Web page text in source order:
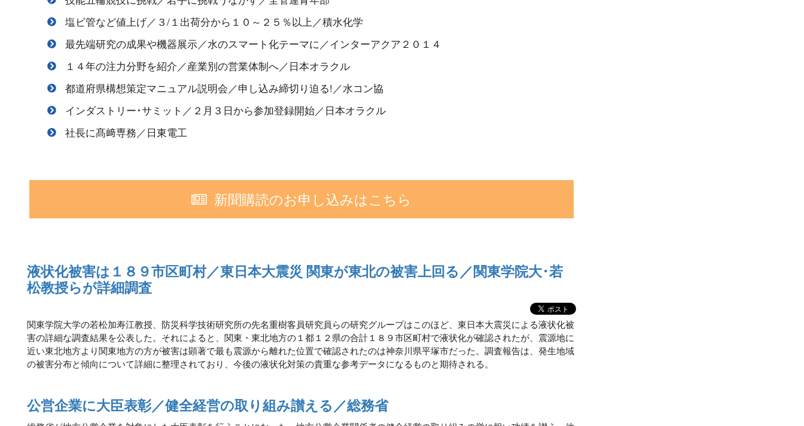
塩ビ管など値上げ／３/１出荷分から１０～２５％以上／積水化学
最先端研究の成果や機器展示／水のスマート化テーマに／インターアクア２０１４
１４年の注力分野を紹介／産業別の営業体制へ／日本オラクル
都道府県構想策定マニュアル説明会／申し込み締切り迫る!／水コン協
インダストリー･サミット／２月３日から参加登録開始／日本オラクル
社長に髙﨑専務／日東電工
新聞購読のお申し込みはこちら
液状化被害は１８９市区町村／東日本大震災 関東が東北の被害上回る／関東学院大･若
松教授らが詳細調査
関東学院大学の若松加寿江教授、防災科学技術研究所の先名重樹客員研究員らの研究グループはこのほど、東日本大震災による液状化被
害の詳細な調査結果を公表した。それによると、関東・東北地方の１都１２県の合計１８９市区町村で液状化が確認されたが、震源地に
近い東北地方より関東地方の方が被害は顕著で最も震源から離れた位置で確認されたのは神奈川県平塚市だった。調査報告は、発生地域
の被害分布と傾向について詳細に整理されており、今後の液状化対策の貴重な参考データになるものと期待される。
公営企業に大臣表彰／健全経営の取り組み讃える／総務省